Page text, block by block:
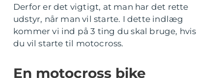
Derfor er det vigtigt, at man har det rette
udstyr, når man vil starte. I dette indlæg
kommer vi ind på 3 ting du skal bruge, hvis
du vil starte til motocross.
En motocross bike